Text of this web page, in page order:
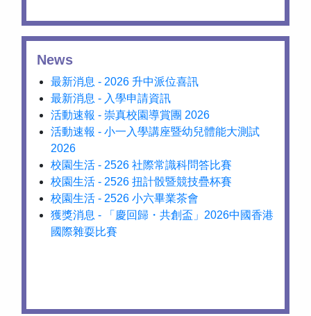
News
最新消息 - 2026 升中派位喜訊
最新消息 - 入學申請資訊
活動速報 - 崇真校園導賞團 2026
活動速報 - 小一入學講座暨幼兒體能大測試
2026
校園生活 - 2526 社際常識科問答比賽
校園生活 - 2526 扭計骰暨競技疊杯賽
校園生活 - 2526 小六畢業茶會
獲獎消息 - 「慶回歸・共創盃」2026中國香港
國際雜耍比賽